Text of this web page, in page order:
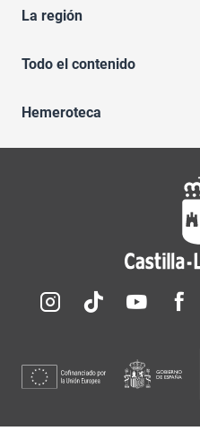
La región
Todo el contenido
Hemeroteca
Redes sociales JCCM